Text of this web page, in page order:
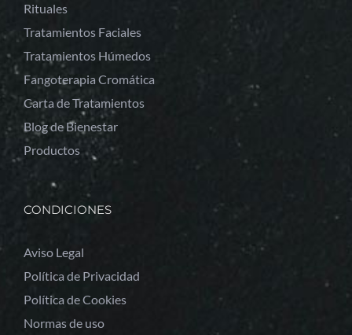
Rituales
Tratamientos Faciales
Tratamientos Húmedos
Fangoterapia Cromática
Carta de Tratamientos
Blog de Bienestar
Productos
CONDICIONES
Aviso Legal
Política de Privacidad
Política de Cookies
Normas de uso